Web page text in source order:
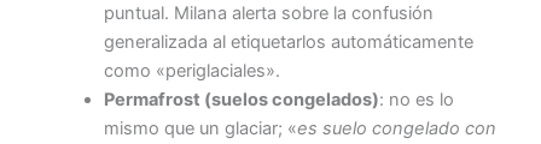
puntual. Milana alerta sobre la confusión
generalizada al etiquetarlos automáticamente
como «periglaciales».
Permafrost (suelos congelados): no es lo
mismo que un glaciar; «es suelo congelado con